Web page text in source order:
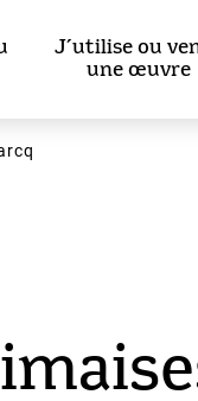
J’utilise ou
une œuvre